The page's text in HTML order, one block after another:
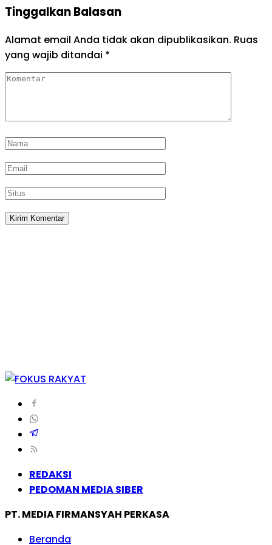
Tinggalkan Balasan
Alamat email Anda tidak akan dipublikasikan. Ruas
yang wajib ditandai *
REDAKSI
PEDOMAN MEDIA SIBER
PT. MEDIA FIRMANSYAH PERKASA
Beranda